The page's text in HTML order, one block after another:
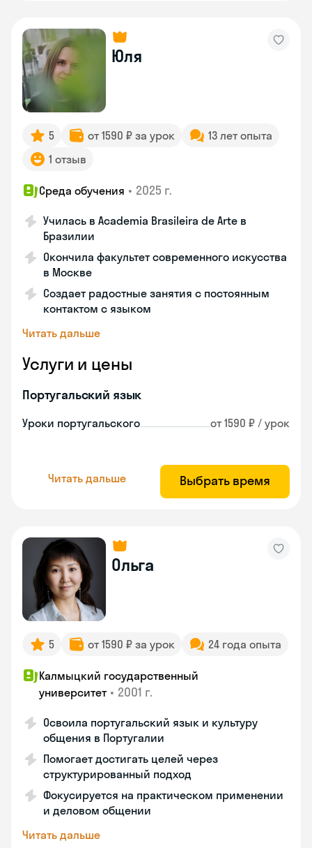
Юля
5 от 1590 ₽ за урок
13 лет опыта
1 отзыв
Среда обучения • 2025 г.
Училась в Academia Brasileira de Arte в
Бразилии
Окончила факультет современного искусства
в Москве
Создает радостные занятия с постоянным
контактом с языком
Читать дальше
Услуги и цены
Португальский язык
Уроки португальского от 1590 ₽ / урок
Читать дальше Выбрать время
Ольга
5 от 1590 ₽ за урок 24 года опыта
Калмыцкий государственный
университет • 2001 г.
Освоила португальский язык и культуру
общения в Португалии
Помогает достигать целей через
структурированный подход
Фокусируется на практическом применении
и деловом общении
Читать дальше